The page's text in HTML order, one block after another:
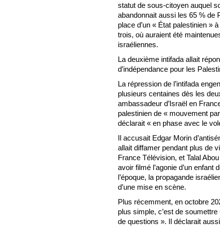
statut de sous-citoyen auquel
abandonnait aussi les 65 % de
place d’un « État palestinien »
trois, où auraient été
israéliennes.
La deuxième intifada allait
d’indépendance pour les
La répression de l’intifada
plusieurs centaines dès les
ambassadeur d’Israël en
palestinien de « mouvement
déclarait « en phase avec le
Il accusait Edgar Morin
allait diffamer pendant plus de
France Télévision, et Talal
avoir filmé l’agonie d’un
l’époque, la propagande
d’une mise en scène.
Plus récemment, en octobre
plus simple, c’est de
de questions ». Il déclarait